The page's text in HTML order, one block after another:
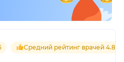
Средний рейтинг врачей 4.8